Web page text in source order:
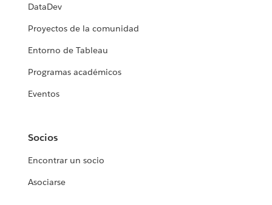
DataDev
Proyectos de la comunidad
Entorno de Tableau
Programas académicos
Eventos
Socios
Encontrar un socio
Asociarse